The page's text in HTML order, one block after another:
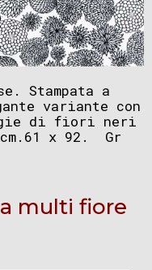
Stampata a
variante con
di fiori neri
x 92. Gr
multi fiore